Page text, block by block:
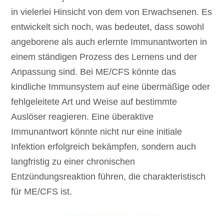
in vielerlei Hinsicht von dem von Erwachsenen. Es
entwickelt sich noch, was bedeutet, dass sowohl
angeborene als auch erlernte Immunantworten in
einem ständigen Prozess des Lernens und der
Anpassung sind. Bei ME/CFS könnte das
kindliche Immunsystem auf eine übermäßige oder
fehlgeleitete Art und Weise auf bestimmte
Auslöser reagieren. Eine überaktive
Immunantwort könnte nicht nur eine initiale
Infektion erfolgreich bekämpfen, sondern auch
langfristig zu einer chronischen
Entzündungsreaktion führen, die charakteristisch
für ME/CFS ist.